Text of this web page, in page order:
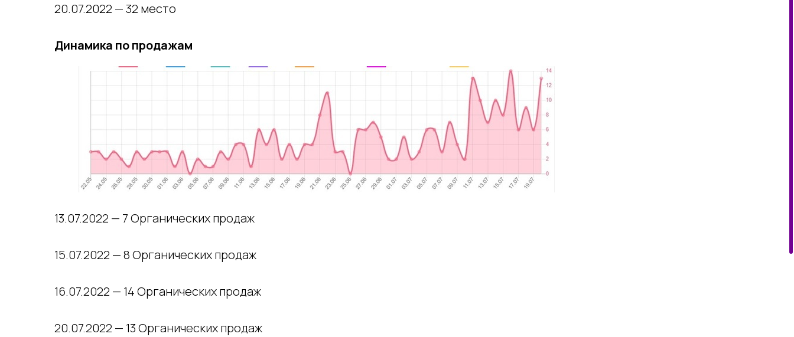
20.07.2022 — 32 место
Динамика по продажам
13.07.2022 — 7 Органических продаж
15.07.2022 — 8 Органических продаж
16.07.2022 — 14 Органических продаж
20.07.2022 — 13 Органических продаж